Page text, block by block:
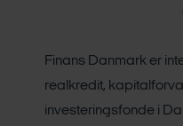
Finans Danmark er
realkredit,
investeringsfonde i